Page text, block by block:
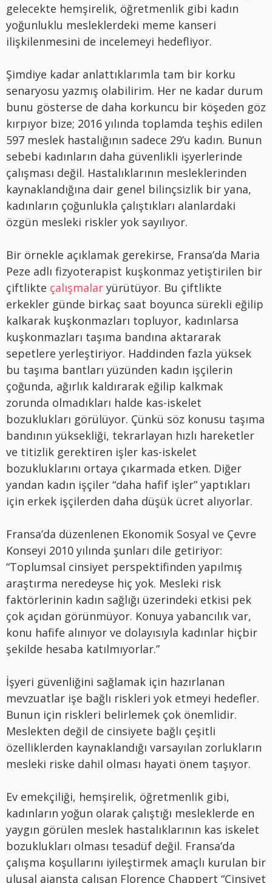
gelecekte hemşirelik, öğretmenlik gibi kadın
yoğunluklu mesleklerdeki meme kanseri
ilişkilenmesini de incelemeyi hedefliyor.
Şimdiye kadar anlattıklarımla tam bir korku
senaryosu yazmış olabilirim. Her ne kadar durum
bunu gösterse de daha korkuncu bir köşeden göz
kırpıyor bize; 2016 yılında toplamda teşhis edilen
597 meslek hastalığının sadece 29’u kadın. Bunun
sebebi kadınların daha güvenlikli işyerlerinde
çalışması değil. Hastalıklarının mesleklerinden
kaynaklandığına dair genel bilinçsizlik bir yana,
kadınların çoğunlukla çalıştıkları alanlardaki
özgün mesleki riskler yok sayılıyor.
Bir örnekle açıklamak gerekirse, Fransa’da Maria
Peze adlı fizyoterapist kuşkonmaz yetiştirilen bir
çiftlikte çalışmalar yürütüyor. Bu çiftlikte
erkekler günde birkaç saat boyunca sürekli eğilip
kalkarak kuşkonmazları topluyor, kadınlarsa
kuşkonmazları taşıma bandına aktararak
sepetlere yerleştiriyor. Haddinden fazla yüksek
bu taşıma bantları yüzünden kadın işçilerin
çoğunda, ağırlık kaldırarak eğilip kalkmak
zorunda olmadıkları halde kas-iskelet
bozuklukları görülüyor. Çünkü söz konusu taşıma
bandının yüksekliği, tekrarlayan hızlı hareketler
ve titizlik gerektiren işler kas-iskelet
bozukluklarını ortaya çıkarmada etken. Diğer
yandan kadın işçiler “daha hafif işler” yaptıkları
için erkek işçilerden daha düşük ücret alıyorlar.
Fransa’da düzenlenen Ekonomik Sosyal ve Çevre
Konseyi 2010 yılında şunları dile getiriyor:
“Toplumsal cinsiyet perspektifinden yapılmış
araştırma neredeyse hiç yok. Mesleki risk
faktörlerinin kadın sağlığı üzerindeki etkisi pek
çok açıdan görünmüyor. Konuya yabancılık var,
konu hafife alınıyor ve dolayısıyla kadınlar hiçbir
şekilde hesaba katılmıyorlar.”
İşyeri güvenliğini sağlamak için hazırlanan
mevzuatlar işe bağlı riskleri yok etmeyi hedefler.
Bunun için riskleri belirlemek çok önemlidir.
Meslekten değil de cinsiyete bağlı çeşitli
özelliklerden kaynaklandığı varsayılan zorlukların
mesleki riske dahil olması hayati önem taşıyor.
Ev emekçiliği, hemşirelik, öğretmenlik gibi,
kadınların yoğun olarak çalıştığı mesleklerde en
yaygın görülen meslek hastalıklarının kas iskelet
bozuklukları olması tesadüf değil. Fransa’da
çalışma koşullarını iyileştirmek amaçlı kurulan bir
ulusal ajansta çalışan Florence Chappert “Cinsiyet